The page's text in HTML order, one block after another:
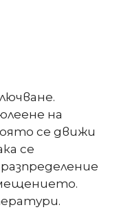
на
се движи
се